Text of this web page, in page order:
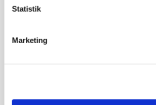
Statistik
Marketing6392, Bolderslev